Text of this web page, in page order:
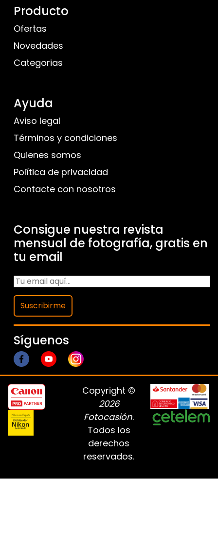
Producto
Ofertas
Novedades
Categorias
Ayuda
Aviso legal
Términos y condiciones
Quienes somos
Política de privacidad
Contacte con nosotros
Consigue nuestra revista
mensual de fotografía, gratis en
tu email
Suscribirme
Síguenos
Copyright ©
2026
Fotocasión.
Todos los
derechos
reservados.